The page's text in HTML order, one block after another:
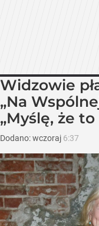
Widzowie
„Na
„Myślę, że
Dodano:wczoraj 6:37